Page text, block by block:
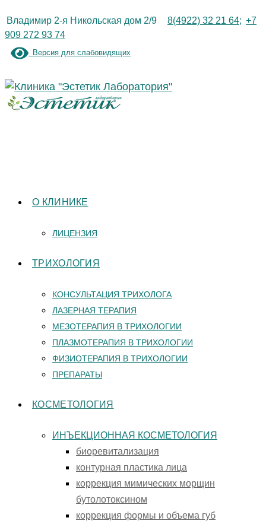
к
содержимому
Владимир 2-я Никольская дом 2/9 8(4922) 32 21 64; +7
909 272 93 74
Версия для слабовидящих
О КЛИНИКЕ
ЛИЦЕНЗИЯ
ТРИХОЛОГИЯ
КОНСУЛЬТАЦИЯ ТРИХОЛОГА
ЛАЗЕРНАЯ ТЕРАПИЯ
МЕЗОТЕРАПИЯ В ТРИХОЛОГИИ
ПЛАЗМОТЕРАПИЯ В ТРИХОЛОГИИ
ФИЗИОТЕРАПИЯ В ТРИХОЛОГИИ
ПРЕПАРАТЫ
КОСМЕТОЛОГИЯ
ИНЪЕКЦИОННАЯ КОСМЕТОЛОГИЯ
биоревитализация
контурная пластика лица
коррекция мимических морщин
бутолотоксином
коррекция формы и объема губ